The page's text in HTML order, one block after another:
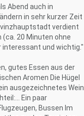
Abend auch in
in sehr kurzer Zeit
verdient
20 Minuten ohne
interessant und wichtig."
gutes Essen aus der
Aromen Die Hügel
ausgezeichnetes Wein
Ein paar
Bussen Im